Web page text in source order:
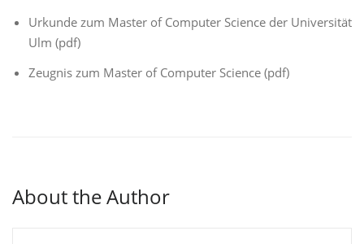
Urkunde zum Master of Computer Science der Universität
Ulm (pdf)
Zeugnis zum Master of Computer Science (pdf)
About the Author